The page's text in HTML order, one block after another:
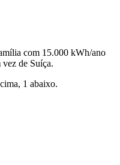
com 15.000 kWh/ano
de Suíça.
1 abaixo.